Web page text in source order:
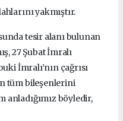
yakmıştır.
tesir alanı bulunan
27 Şubat İmralı
İmralı’nın çağrısı
tüm bileşenlerini
anladığımız böyledir,